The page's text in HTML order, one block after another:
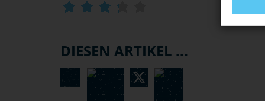
DIESEN ARTIKEL ...